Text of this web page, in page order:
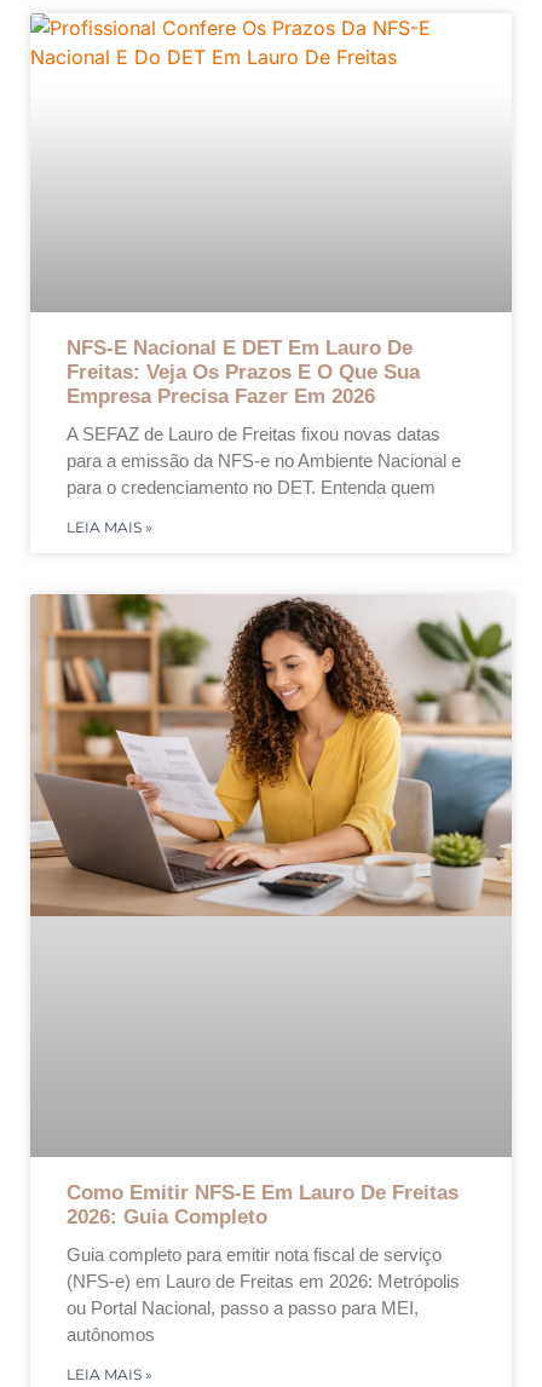
NFS-E Nacional E DET Em Lauro De
Freitas: Veja Os Prazos E O Que Sua
Empresa Precisa Fazer Em 2026
A SEFAZ de Lauro de Freitas fixou novas datas
para a emissão da NFS-e no Ambiente Nacional e
para o credenciamento no DET. Entenda quem
LEIA MAIS »
Como Emitir NFS-E Em Lauro De Freitas
2026: Guia Completo
Guia completo para emitir nota fiscal de serviço
(NFS-e) em Lauro de Freitas em 2026: Metrópolis
ou Portal Nacional, passo a passo para MEI,
autônomos
LEIA MAIS »